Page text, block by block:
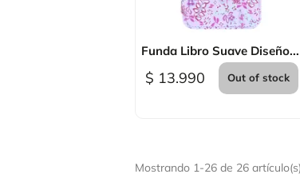
Vista rápida
Funda Libro Suave Diseño...
$ 13.990 Out of stock
Mostrando 1-26 de 26 artículo(s)